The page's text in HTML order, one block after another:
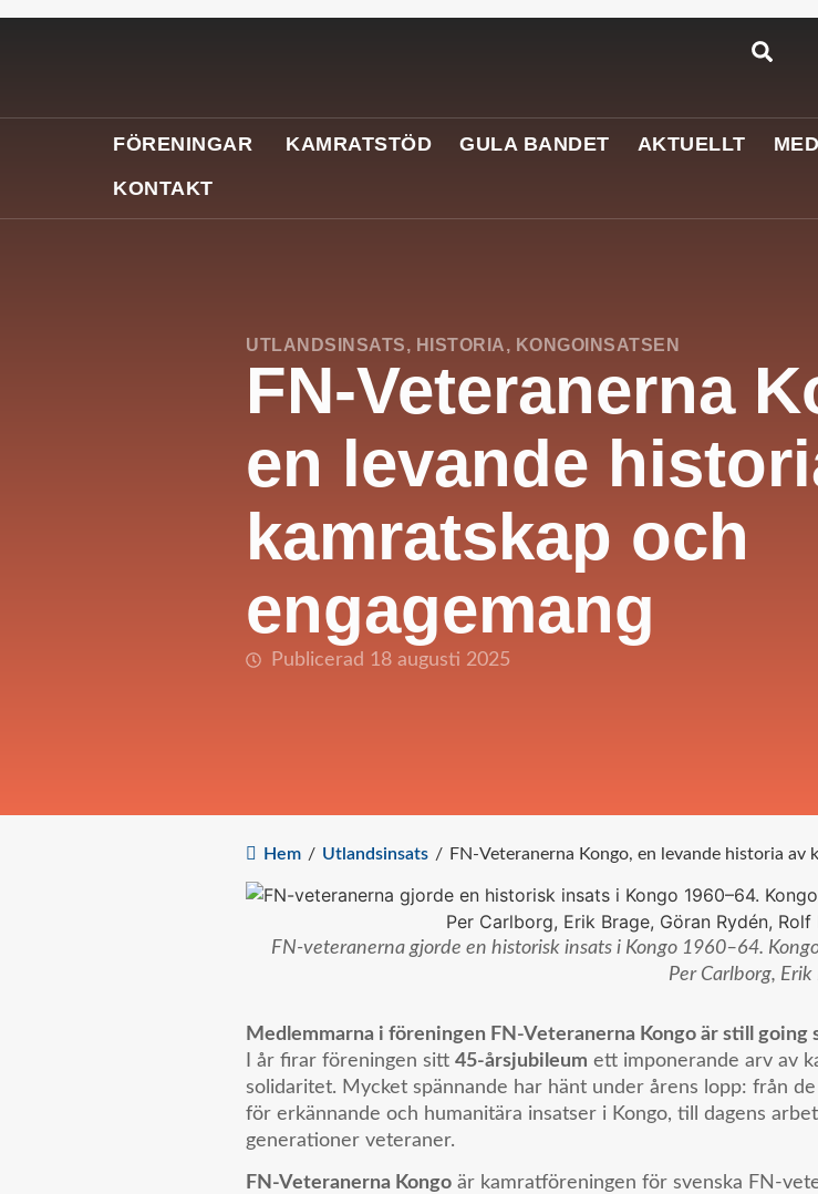
FÖRENINGAR KAMRATSTÖD GULA BANDET AKTUELLT
KONTAKT
UTLANDSINSATS, HISTORIA, KONGOINSATSEN
FN-Veteranerna
en levande
kamratskap och
engagemang
Publicerad 18 augusti 2025
Hem / Utlandsinsats / FN-Veteranerna Kongo, en levande historia av
FN-veteranerna gjorde en historisk insats i Kongo 1960–64.
Per Carlborg,
Medlemmarna i föreningen FN-Veteranerna Kongo är still going
I år firar föreningen sitt 45-årsjubileum ett imponerande arv av
solidaritet. Mycket spännande har hänt under årens lopp: från
för erkännande och humanitära insatser i Kongo, till dagens
generationer veteraner.
FN-Veteranerna Kongo är kamratföreningen för svenska FN-